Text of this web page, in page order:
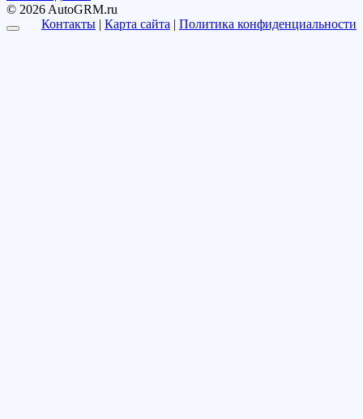
© 2026 AutoGRM.ru
Контакты | Карта сайта | Политика конфиденциальности